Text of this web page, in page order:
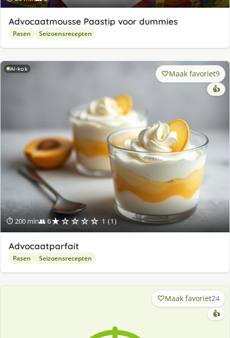
Advocaatmousse Paastip voor dummies
Pasen Seizoensrecepten
AI-kok
⏱ 200 min👥 6★☆☆☆☆ 1 (1)
Maak favoriet9
👍
Advocaatparfait
Pasen Seizoensrecepten
Maak favoriet24
👍